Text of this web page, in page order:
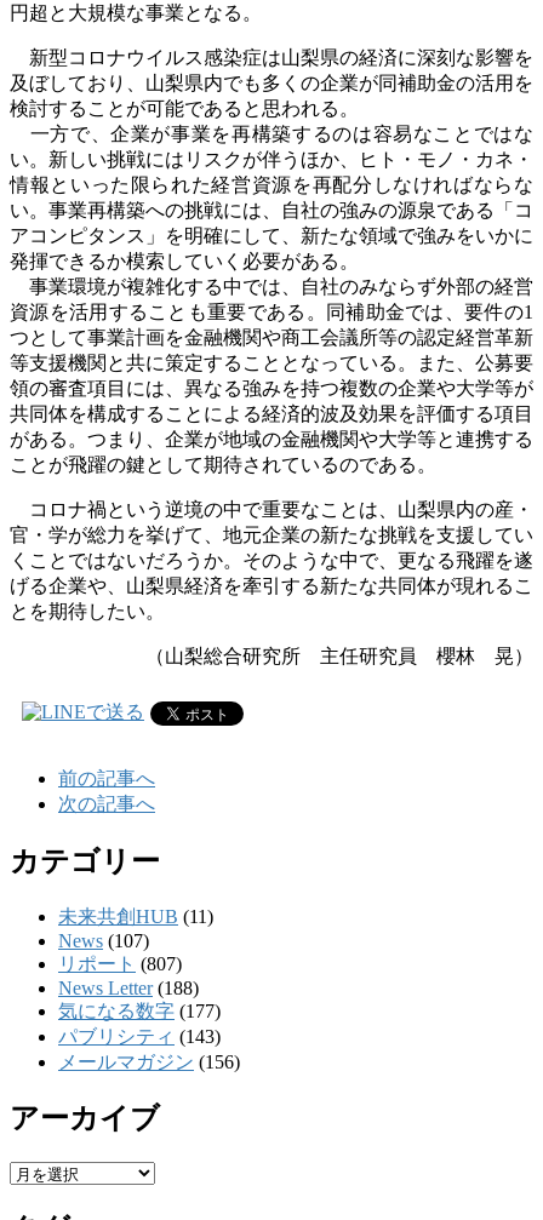
円超と大規模な事業となる。
新型コロナウイルス感染症は山梨県の経済に深刻な影響を
及ぼしており、山梨県内でも多くの企業が同補助金の活用を
検討することが可能であると思われる。
一方で、企業が事業を再構築するのは容易なことではな
い。新しい挑戦にはリスクが伴うほか、ヒト・モノ・カネ・
情報といった限られた経営資源を再配分しなければならな
い。事業再構築への挑戦には、自社の強みの源泉である「コ
アコンピタンス」を明確にして、新たな領域で強みをいかに
発揮できるか模索していく必要がある。
事業環境が複雑化する中では、自社のみならず外部の経営
資源を活用することも重要である。同補助金では、要件の1
つとして事業計画を金融機関や商工会議所等の認定経営革新
等支援機関と共に策定することとなっている。また、公募要
領の審査項目には、異なる強みを持つ複数の企業や大学等が
共同体を構成することによる経済的波及効果を評価する項目
がある。つまり、企業が地域の金融機関や大学等と連携する
ことが飛躍の鍵として期待されているのである。
コロナ禍という逆境の中で重要なことは、山梨県内の産・
官・学が総力を挙げて、地元企業の新たな挑戦を支援してい
くことではないだろうか。そのような中で、更なる飛躍を遂
げる企業や、山梨県経済を牽引する新たな共同体が現れるこ
とを期待したい。
（山梨総合研究所 主任研究員 櫻林 晃）
前の記事へ
次の記事へ
カテゴリー
未来共創HUB (11)
News (107)
リポート (807)
News Letter(188)
気になる数字 (177)
パブリシティ (143)
メールマガジン (156)
アーカイブ
ア